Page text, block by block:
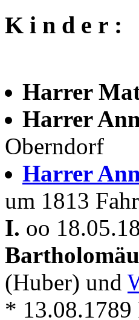
K i n d e r :
Harrer
Harrer
Oberndorf
Harrer
um 1813
I. oo
(Huber) und
* 13.08.1789